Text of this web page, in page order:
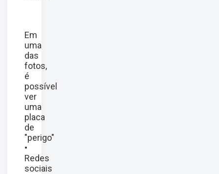
Em
uma
das
fotos,
é
possível
ver
uma
placa
de
"perigo"
•
Redes
sociais